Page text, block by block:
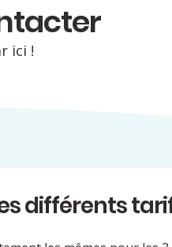
ici !
différents